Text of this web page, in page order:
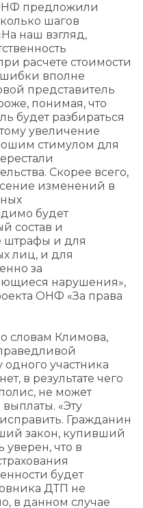
предложили
шагов
наш взгляд,
расчете стоимости
вполне
представитель
понимая, что
будет разбираться
увеличение
стимулом для
Скорее всего,
изменений в
будет
состав и
штрафы и для
лиц, и для
за
нарушения»,
ОНФ «За права
словам Климова,
участника
в результате чего
не может
«Эту
Гражданин
закон, купивший
что в
будет
ДТП не
в данном случае